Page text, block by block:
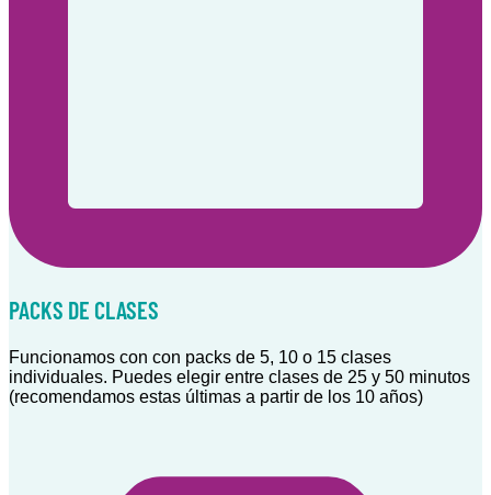
PACKS DE CLASES
Funcionamos con con packs de 5, 10 o 15 clases
individuales. Puedes elegir entre clases de 25 y 50 minutos
(recomendamos estas últimas a partir de los 10 años)